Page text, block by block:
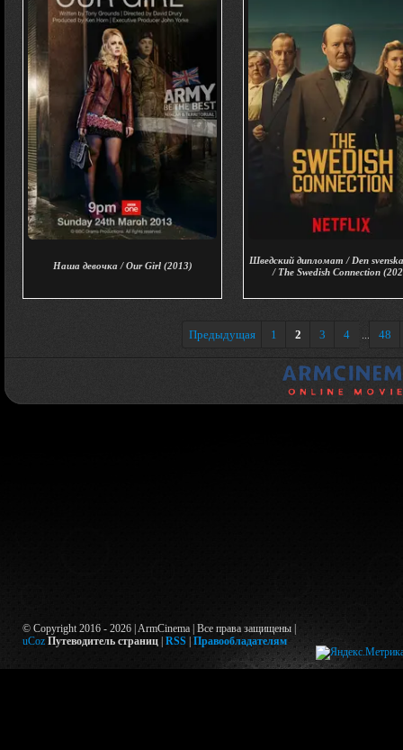
Наша девочка / Our Girl (2013)
Шведский дипломат / Den
/ The Swedish Connection
Предыдущая 1 2 3 4 ... 48
© Copyright 2016 - 2026 | ArmCinema | Все права защищены |
uCoz Путеводитель страниц RSS Правообладателям